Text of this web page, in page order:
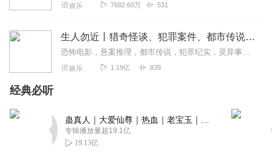
娱乐 7682.60万 531
生人勿近丨猎奇怪谈、犯罪案件、都市传说、未解之谜
恐怖电影，悬案推理，都市传说，犯罪纪实，灵异事件，自然灾难，未解之谜。＞＞点击加入西米团，从一桩桩奇闻异录中，窥探人性的善恶。这里没有刻意的语气渲染，也没有凭空...
娱乐 1.19亿 839
经典必听
专辑播放量超19.1亿
19.13亿